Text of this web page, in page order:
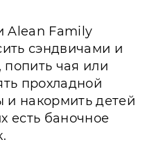
Alean Family
сэндвичами и
чая или
прохладной
и накормить детей
есть баночное